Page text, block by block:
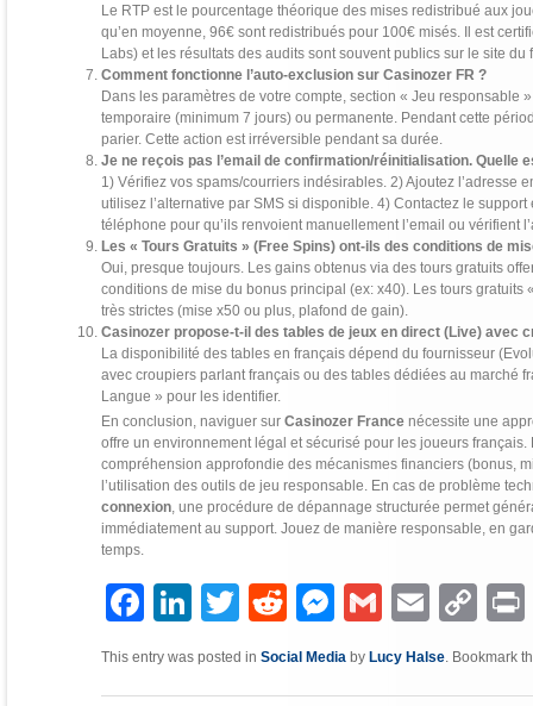
Le RTP est le pourcentage théorique des mises redistribué aux
qu’en moyenne, 96€ sont redistribués pour 100€ misés. Il est
Labs) et les résultats des audits sont souvent publics sur le site du
Comment fonctionne l’auto-exclusion sur Casinozer FR ?
Dans les paramètres de votre compte, section « Jeu responsable
temporaire (minimum 7 jours) ou permanente. Pendant cette
parier. Cette action est irréversible pendant sa durée.
Je ne reçois pas l’email de confirmation/réinitialisation. Quelle
1) Vérifiez vos spams/courriers indésirables. 2) Ajoutez l’adresse
utilisez l’alternative par SMS si disponible. 4) Contactez le
téléphone pour qu’ils renvoient manuellement l’email ou vérifient
Les « Tours Gratuits » (Free Spins) ont-ils des conditions de
Oui, presque toujours. Les gains obtenus via des tours gratuits
conditions de mise du bonus principal (ex: x40). Les tours
très strictes (mise x50 ou plus, plafond de gain).
Casinozer propose-t-il des tables de jeux en direct (Live) avec
La disponibilité des tables en français dépend du fournisseur
avec croupiers parlant français ou des tables dédiées au marché
Langue » pour les identifier.
En conclusion, naviguer surCasinozer France nécessite une
offre un environnement légal et sécurisé pour les joueurs
compréhension approfondie des mécanismes financiers (bonus,
l’utilisation des outils de jeu responsable. En cas de problème
connexion, une procédure de dépannage structurée permet
immédiatement au support. Jouez de manière responsable, en
temps.
FacebookLinkedIn Twitter Reddit MessengerGmail Email Copy
This entry was posted inSocial Media by Lucy Halse. Bookmark